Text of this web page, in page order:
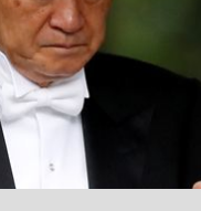
督に... 「